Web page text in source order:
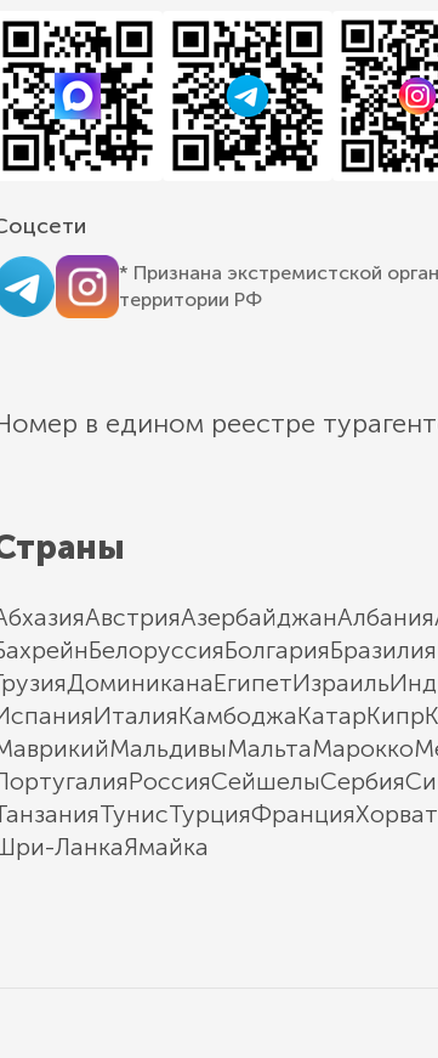
* Признана экстремистской
территории РФ
в едином реестре
АвстрияАзербайджанАлбания
БелоруссияБолгарияБразилия
ДоминиканаЕгипетИзраиль
ИталияКамбоджаКатарКипр
МальдивыМальтаМарокко
РоссияСейшелыСербия
ТунисТурцияФранция
ЛанкаЯмайка